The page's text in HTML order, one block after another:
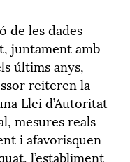
de les dades
juntament amb
últims anys,
reiteren la
Llei d’Autoritat
mesures reals
i afavorisquen
l’establiment